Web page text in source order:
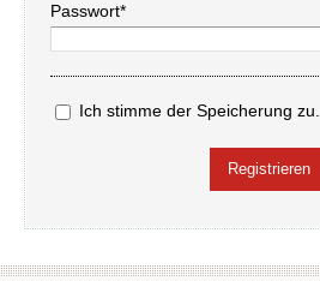
Passwort*
Ich stimme der Speicherung zu.